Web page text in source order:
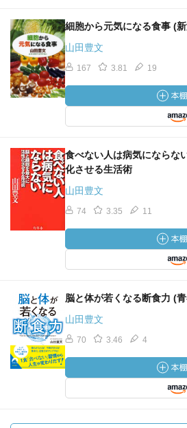
細胞から元気になる食事 (
山田豊文
167 3.81 19
食べない人は病気にならな
化させる生活術
山田豊文
74 3.35 11
脳と体が若くなる断食力 (
山田豊文
70 3.46 4